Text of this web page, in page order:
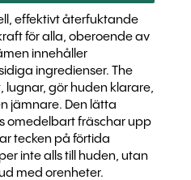
effektivt återfuktande
för alla, oberoende av
innehåller
ingredienser. The
lugnar, gör huden klarare,
jämnare. Den lätta
omedelbart fräschar upp
tecken på förtida
inte alls till huden, utan
med orenheter.